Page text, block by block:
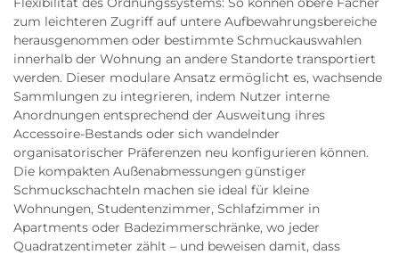
zum leichteren Zugriff auf untere Aufbewahrungsbereiche
herausgenommen oder bestimmte Schmuckauswahlen
innerhalb der Wohnung an andere Standorte transportiert
werden. Dieser modulare Ansatz ermöglicht es, wachsende
Sammlungen zu integrieren, indem Nutzer interne
Anordnungen entsprechend der Ausweitung ihres
Accessoire-Bestands oder sich wandelnder
organisatorischer Präferenzen neu konfigurieren können.
Die kompakten Außenabmessungen günstiger
Schmuckschachteln machen sie ideal für kleine
Wohnungen, Studentenzimmer, Schlafzimmer in
Apartments oder Badezimmerschränke, wo jeder
Quadratzentimeter zählt – und beweisen damit, dass